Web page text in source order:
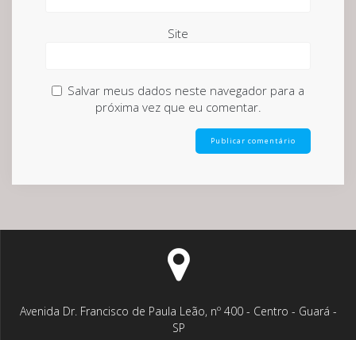
Site
Salvar meus dados neste navegador para a
próxima vez que eu comentar.
Avenida Dr. Francisco de Paula Leão, nº 400 - Centro - Guará -
SP